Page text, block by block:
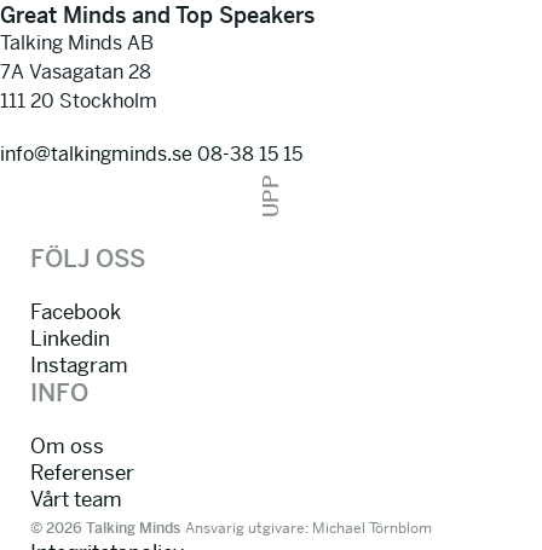
Great Minds and Top Speakers
Talking Minds AB
7A Vasagatan 28
111 20 Stockholm
info@talkingminds.se 08-38 15 15
UPP
FÖLJ OSS
Facebook
Linkedin
Instagram
INFO
Om oss
Referenser
Vårt team
© 2026 Talking Minds Ansvarig utgivare: Michael Törnblom